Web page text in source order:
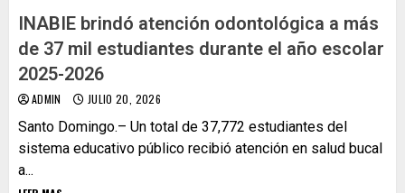
INABIE brindó atención odontológica a más
de 37 mil estudiantes durante el año escolar
2025-2026
ADMIN JULIO 20, 2026
Santo Domingo.– Un total de 37,772 estudiantes del
sistema educativo público recibió atención en salud bucal
a...